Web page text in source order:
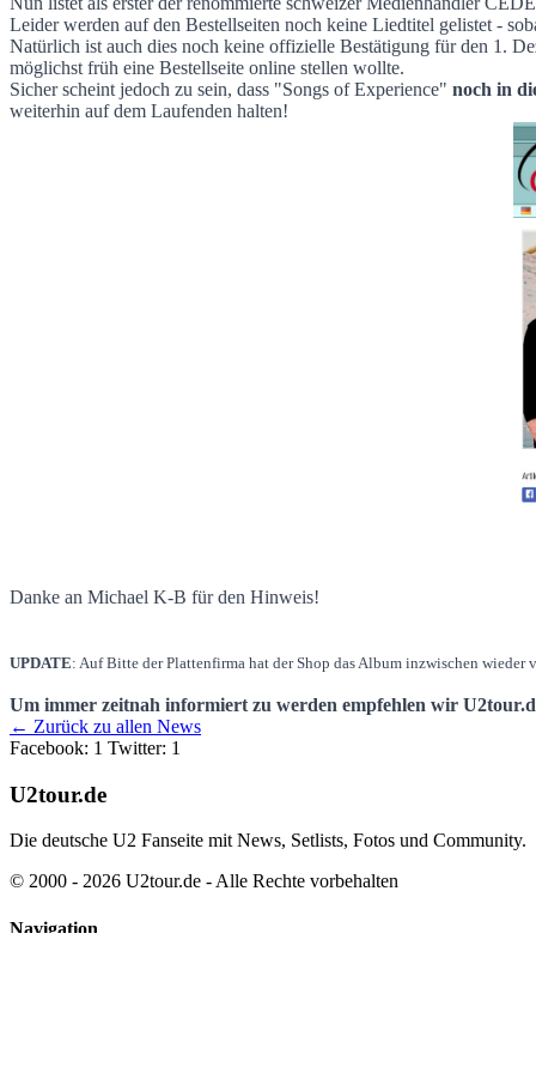
Erster online Händler bewirbt Songs of
Leider werden auf den Bestellseiten noch keine Liedtitel gelistet -
Natürlich ist auch dies noch keine offizielle Bestätigung für den 1.
möglichst früh eine Bestellseite online stellen wollte.
Sicher scheint jedoch zu sein, dass "Songs of Experience" noch in
weiterhin auf dem Laufenden halten!
Danke an Michael K-B für den Hinweis!
UPDATE: Auf Bitte der Plattenfirma hat der Shop das Album inzwischen wieder
Um immer zeitnah informiert zu werden empfehlen wir
← Zurück zu allen News
Facebook: 1 Twitter: 1
U2tour.de
Die deutsche U2 Fanseite mit News, Setlists, Fotos und Community.
© 2000 - 2026 U2tour.de - Alle Rechte vorbehalten
Navigation